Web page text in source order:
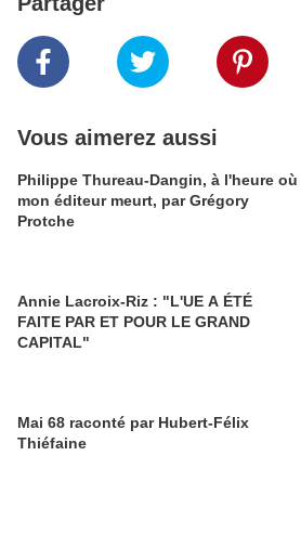
Vous aimerez aussi
Philippe Thureau-Dangin, à l'heure où
mon éditeur meurt, par Grégory
Protche
Annie Lacroix-Riz : "L'UE A ÉTÉ
FAITE PAR ET POUR LE GRAND
CAPITAL"
Mai 68 raconté par Hubert-Félix
Thiéfaine